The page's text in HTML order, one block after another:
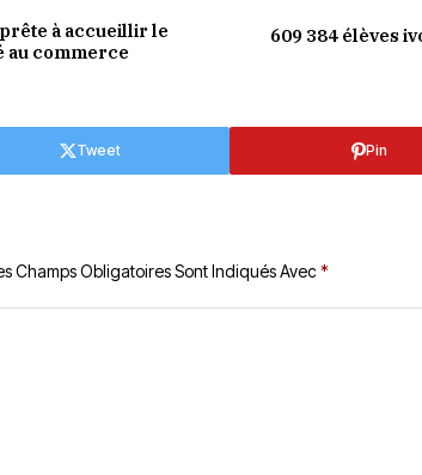
à accueillir le
commerce
609 384 élèves
Tweet Pin
Champs Obligatoires Sont Indiqués Avec*